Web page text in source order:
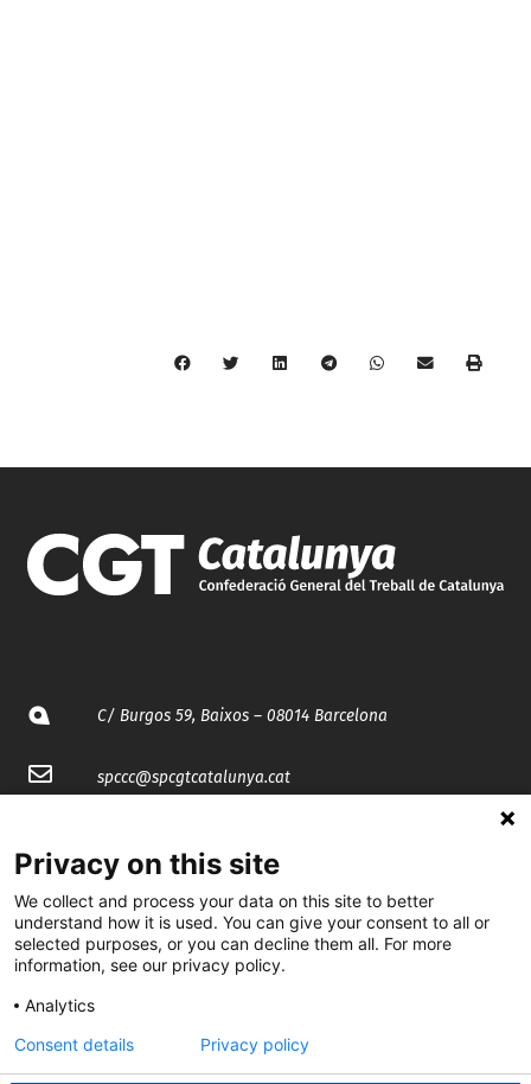
C/ Burgos 59, Baixos – 08014 Barcelona
spccc@spcgtcatalunya.cat
@CGTCatalunya
cgtcatalunya
cgtcatalunya
Privacy on this site
We collect and process your data on this site to better
understand how it is used. You can give your consent to all or
selected purposes, or you can decline them all. For more
information, see our privacy policy.
Analytics
Consent details
Privacy policy